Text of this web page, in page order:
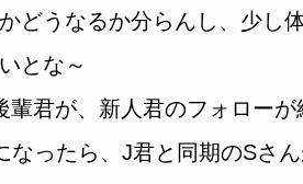
どうなるか分らんし、少し
とな～
輩君が、新人君のフォローが
なったら、J君と同期のSさ